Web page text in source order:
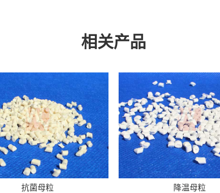
相关产品
抗菌母粒 降温母粒